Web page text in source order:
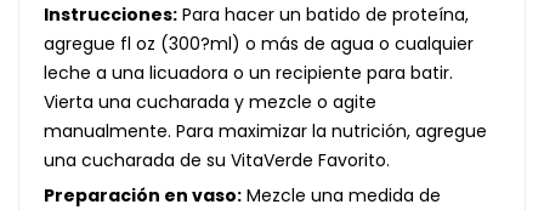
Instrucciones: Para hacer un batido de proteína,
agregue fl oz (300?ml) o más de agua o cualquier
leche a una licuadora o un recipiente para batir.
Vierta una cucharada y mezcle o agite
manualmente. Para maximizar la nutrición, agregue
una cucharada de su VitaVerde Favorito.
Preparación en vaso: Mezcle una medida de